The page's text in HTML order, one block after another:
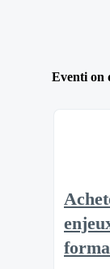
Eventi on